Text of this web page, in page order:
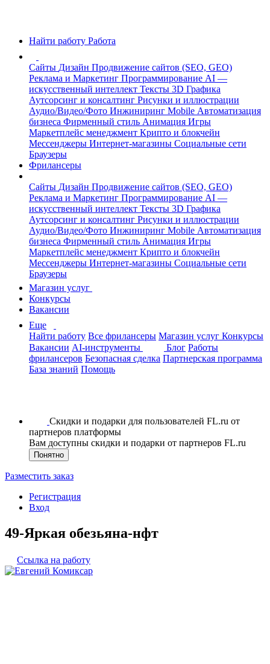
Найти работу Работа
Сайты Дизайн Продвижение сайтов (SEO, GEO)
Реклама и Маркетинг Программирование AI —
искусственный интеллект Тексты 3D Графика
Аутсорсинг и консалтинг Рисунки и иллюстрации
Аудио/Видео/Фото Инжиниринг Mobile Автоматизация
бизнеса Фирменный стиль Анимация Игры
Маркетплейс менеджмент Крипто и блокчейн
Мессенджеры Интернет-магазины Социальные сети
Браузеры
Фрилансеры
Сайты Дизайн Продвижение сайтов (SEO, GEO)
Реклама и Маркетинг Программирование AI —
искусственный интеллект Тексты 3D Графика
Аутсорсинг и консалтинг Рисунки и иллюстрации
Аудио/Видео/Фото Инжиниринг Mobile Автоматизация
бизнеса Фирменный стиль Анимация Игры
Маркетплейс менеджмент Крипто и блокчейн
Мессенджеры Интернет-магазины Социальные сети
Браузеры
Магазин услуг
Конкурсы
Вакансии
Еще
Найти работу Все фрилансеры Магазин услуг Конкурсы
Вакансии AI-инструменты Блог Работы
фрилансеров Безопасная сделка Партнерская программа
База знаний Помощь
Скидки и подарки для пользователей FL.ru от
партнеров платформы
Вам доступны скидки и подарки от партнеров FL.ru
Понятно
Разместить заказ
Регистрация
Вход
49-Яркая обезьяна-нфт
Ссылка на работу